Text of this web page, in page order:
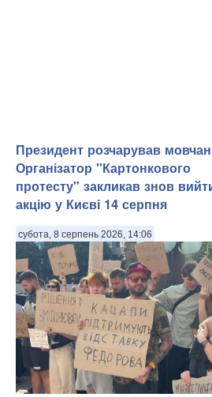
Президент розчарував
Організатор "Картонкового
протесту" закликав знов
акцію у Києві 14 серпня
субота, 8 серпень 2026, 14:06